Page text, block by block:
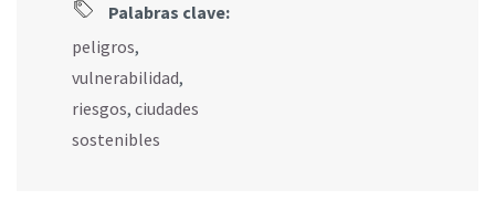
Palabras clave:
peligros,
vulnerabilidad,
riesgos, ciudades
sostenibles